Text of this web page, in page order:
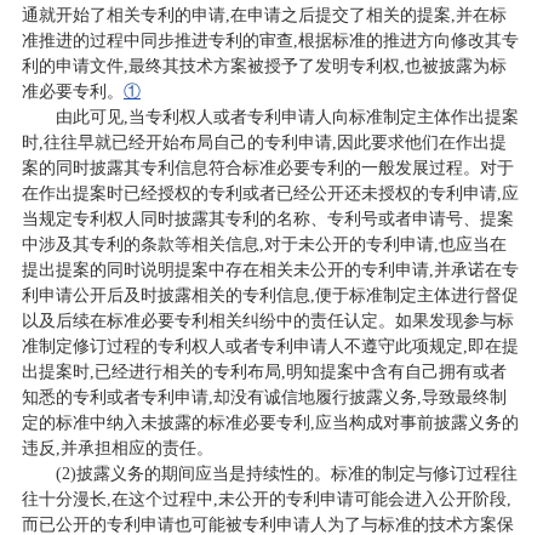
通就开始了相关专利的申请,在申请之后提交了相关的提案,并在标
准推进的过程中同步推进专利的审查,根据标准的推进方向修改其专
利的申请文件,最终其技术方案被授予了发明专利权,也被披露为标
准必要专利。 ①
由此可见,当专利权人或者专利申请人向标准制定主体作出提案
时,往往早就已经开始布局自己的专利申请,因此要求他们在作出提
案的同时披露其专利信息符合标准必要专利的一般发展过程。对于
在作出提案时已经授权的专利或者已经公开还未授权的专利申请,应
当规定专利权人同时披露其专利的名称、专利号或者申请号、提案
中涉及其专利的条款等相关信息,对于未公开的专利申请,也应当在
提出提案的同时说明提案中存在相关未公开的专利申请,并承诺在专
利申请公开后及时披露相关的专利信息,便于标准制定主体进行督促
以及后续在标准必要专利相关纠纷中的责任认定。如果发现参与标
准制定修订过程的专利权人或者专利申请人不遵守此项规定,即在提
出提案时,已经进行相关的专利布局,明知提案中含有自己拥有或者
知悉的专利或者专利申请,却没有诚信地履行披露义务,导致最终制
定的标准中纳入未披露的标准必要专利,应当构成对事前披露义务的
违反,并承担相应的责任。
(2)披露义务的期间应当是持续性的。标准的制定与修订过程往
往十分漫长,在这个过程中,未公开的专利申请可能会进入公开阶段,
而已公开的专利申请也可能被专利申请人为了与标准的技术方案保